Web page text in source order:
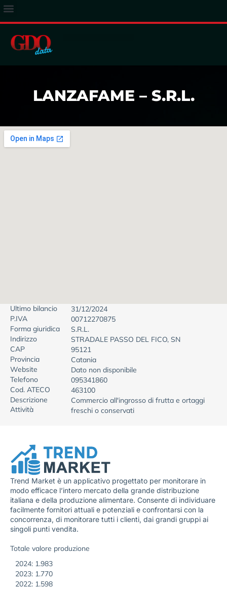
LANZAFAME – S.R.L.
Ultimo bilancio
31/12/2024
P.IVA
00712270875
Forma giuridica
S.R.L.
Indirizzo
STRADALE PASSO DEL FICO, SN
CAP
95121
Provincia
Catania
Website
Dato non disponibile
Telefono
095341860
Cod. ATECO
463100
Descrizione
Attività
Commercio all'ingrosso di frutta e ortaggi
freschi o conservati
Trend Market è un applicativo progettato per monitorare in
modo efficace l’intero mercato della grande distribuzione
italiana e della produzione alimentare. Consente di individuare
facilmente fornitori attuali e potenziali e confrontarsi con la
concorrenza, di monitorare tutti i clienti, dai grandi gruppi ai
singoli punti vendita.
Totale valore produzione
2024: 1.983
2023: 1.770
2022: 1.598